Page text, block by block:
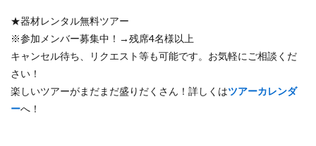
★器材レンタル無料ツアー
※参加メンバー募集中！→残席4名様以上
キャンセル待ち、リクエスト等も可能です。お気軽にご相談くだ
さい！
楽しいツアーがまだまだ盛りだくさん！詳しくはツアーカレンダ
ーへ！